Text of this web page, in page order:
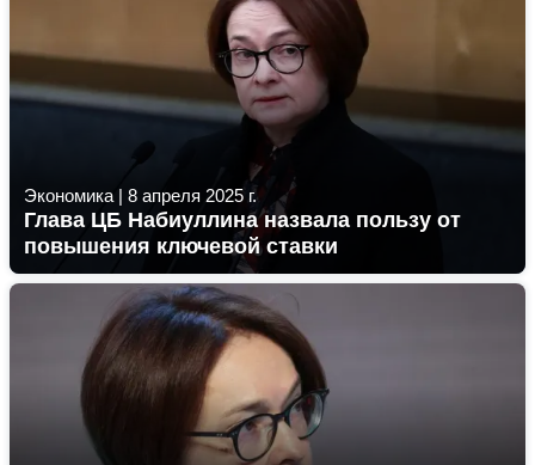
Экономика | 8 апреля 2025 г.
Глава ЦБ Набиуллина назвала пользу от
повышения ключевой ставки